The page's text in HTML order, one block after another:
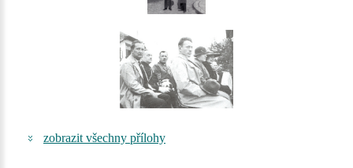
zobrazit všechny přílohy